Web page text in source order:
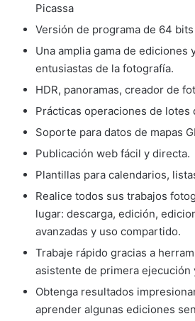
Picassa
Versión de programa de 64 bits
Una amplia gama de ediciones
entusiastas de la fotografía.
HDR, panoramas, creador de
Prácticas operaciones de lotes
Soporte para datos de mapas
Publicación web fácil y directa.
Plantillas para calendarios,
Realice todos sus trabajos
lugar: descarga, edición,
avanzadas y uso compartido.
Trabaje rápido gracias a
asistente de primera
Obtenga resultados
aprender algunas ediciones